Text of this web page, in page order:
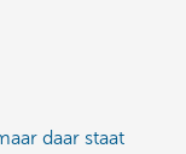
daar staat